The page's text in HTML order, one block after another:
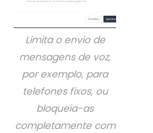
Limita o envio de
mensagens de voz,
por exemplo, para
telefones fixos, ou
bloqueia-as
completamente com